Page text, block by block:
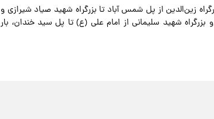
زین‌الدین از پل شمس آباد تا بزرگراه شهید صیاد شیرازی و
بزرگراه شهید سلیمانی از امام علی (ع) تا پل سید خندان، بار